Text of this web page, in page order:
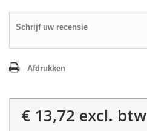
Schrijf uw recensie
Afdrukken
€ 13,72 excl. btw